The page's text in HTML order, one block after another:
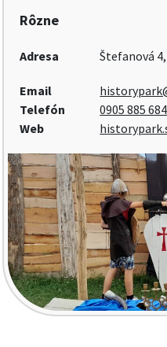
Rôzne
Adresa Štefanová
Email
Telefón
0905 885 684
Web